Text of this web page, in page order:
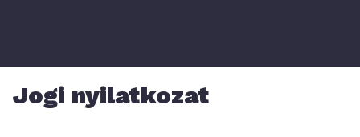
Jogi nyilatkozat